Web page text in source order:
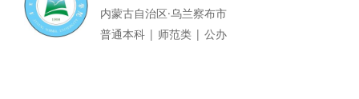
内蒙古自治区·乌兰察布市
普通本科 | 师范类 | 公办